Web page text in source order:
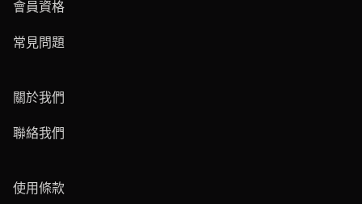
會員資格
常見問題
關於我們
聯絡我們
使用條款